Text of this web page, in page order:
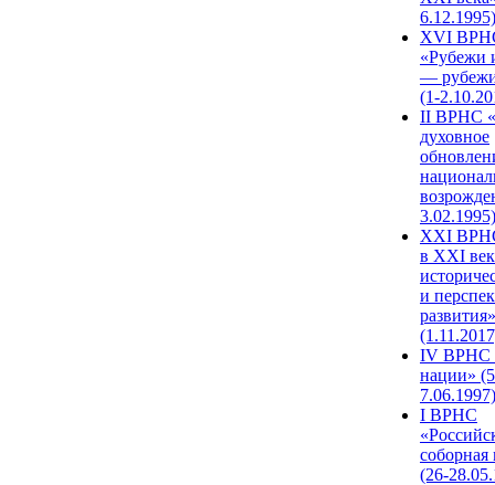
6.12.1995)
XVI
«Рубежи
—
(1-
II ВРНС
духовное
3.02.1995)
XХI
в XXI
и
развития»
IV ВРНС
нации»
7.06.1997)
I ВРНС
(26-